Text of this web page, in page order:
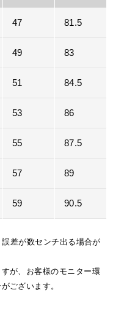
47 81.5
49 83
51 84.5
53 86
55 87.5
57 89
59 90.5
差が数センチ出る場合が
が、お客様のモニター環
ございます。